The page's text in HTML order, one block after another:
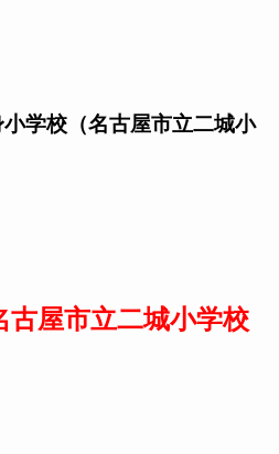
学校（名古屋市立二城小
古屋市立二城小学校